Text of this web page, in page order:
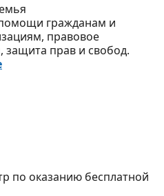
гражданам и
правовое
защита прав и свобод.
по оказанию бесплатной